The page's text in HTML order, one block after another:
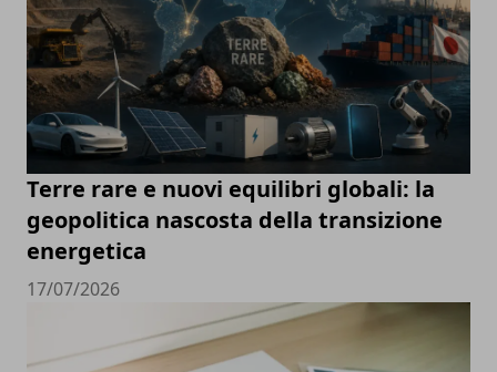
Terre rare e nuovi equilibri globali: la
geopolitica nascosta della transizione
energetica
17/07/2026